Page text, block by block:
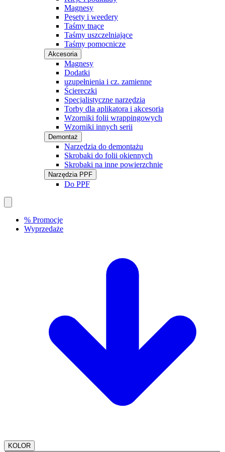
Magnesy
Pęsety i weedery
Taśmy tnące
Taśmy uszczelniające
Taśmy pomocnicze
Akcesoria
Magnesy
Dodatki
uzupełnienia i cz. zamienne
Ściereczki
Specjalistyczne narzędzia
Torby dla aplikatora i akcesoria
Wzorniki folii wrappingowych
Wzorniki innych serii
Demontaż
Narzędzia do demontażu
Skrobaki do folii okiennych
Skrobaki na inne powierzchnie
Narzędzia PPF
Do PPF
% Promocje
Wyprzedaże
KOLOR